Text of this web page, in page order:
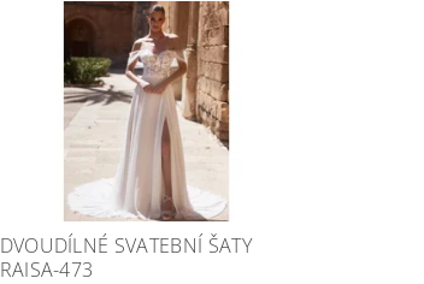
DVOUDÍLNÉ SVATEBNÍ ŠATY
RAISA-473